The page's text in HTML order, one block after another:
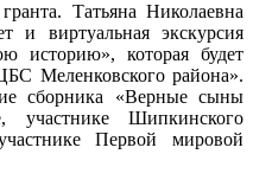
Татьяна Николаевна
и виртуальная экскурсия
историю», которая будет
Меленковского района».
сборника «Верные сыны
участнике Шипкинского
Первой мировой